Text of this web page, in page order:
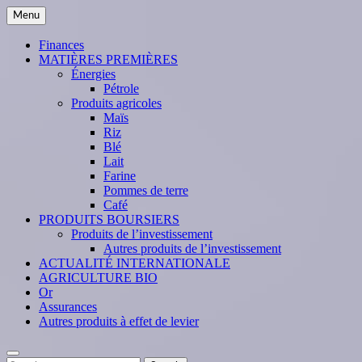
Skip
to
content
Menu
Finances
MATIÈRES PREMIÈRES
Énergies
Pétrole
Produits agricoles
Maïs
Riz
Blé
Lait
Farine
Pommes de terre
Café
PRODUITS BOURSIERS
Produits de l’investissement
Autres produits de l’investissement
ACTUALITÉ INTERNATIONALE
AGRICULTURE BIO
Or
Assurances
Autres produits à effet de levier
Search